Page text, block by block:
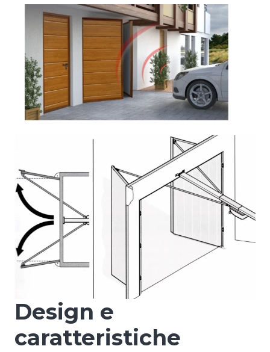
Design e
caratteristiche